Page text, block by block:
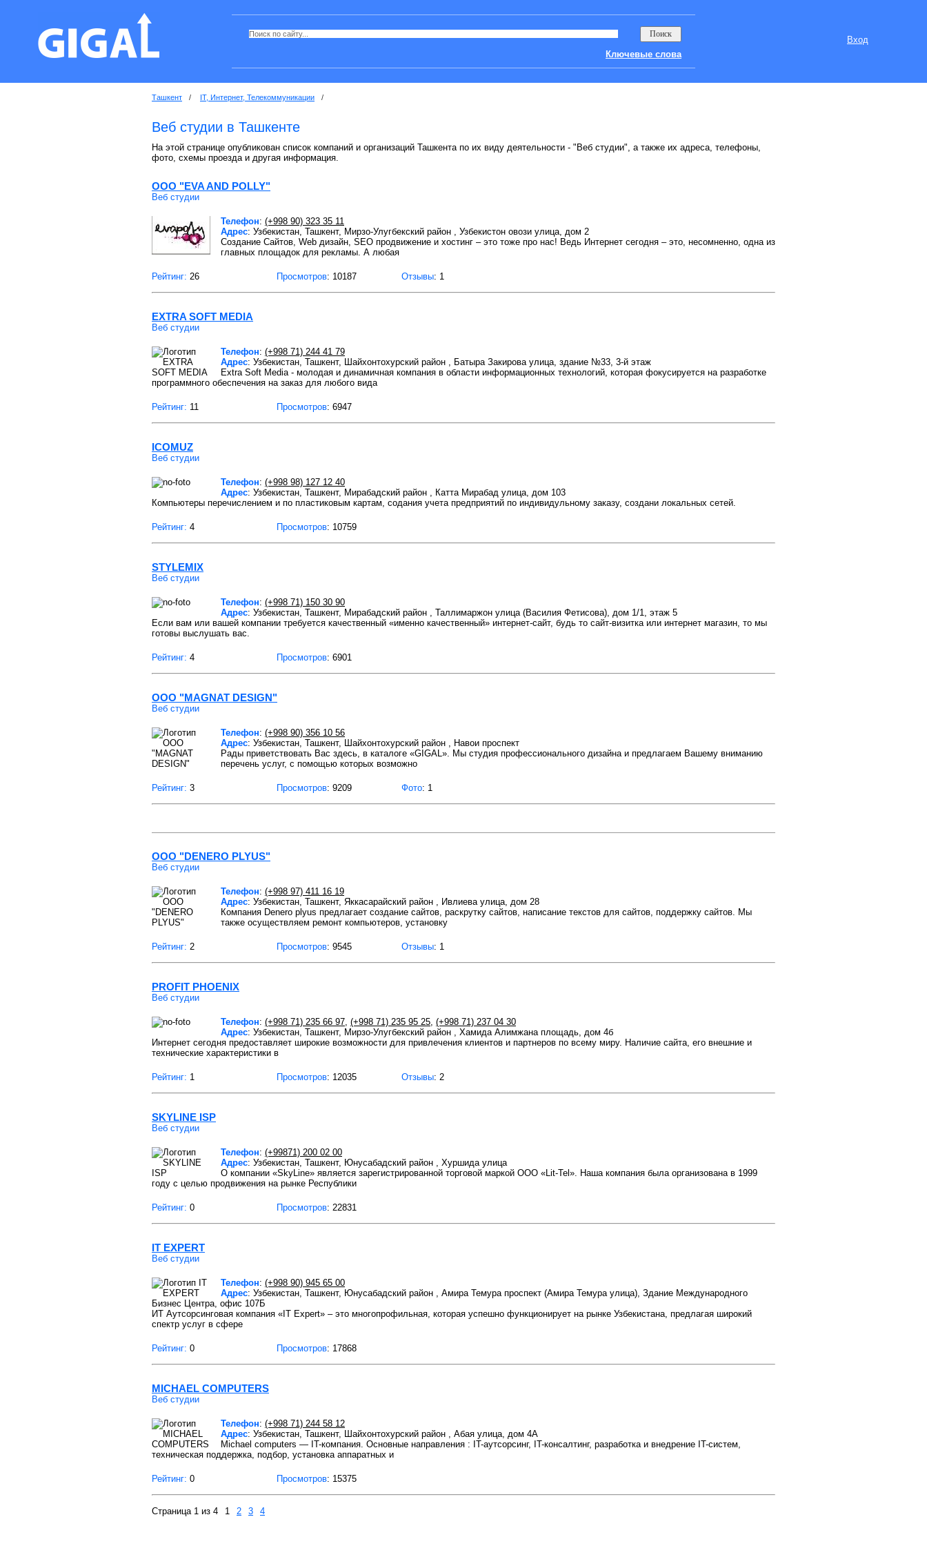
Вход
Ключевые слова
Ташкент / IT, Интернет, Телекоммуникации /
Веб студии в Ташкенте
На этой странице опубликован список компаний и организаций Ташкента по их виду деятельности - "Веб студии", а также их адреса, телефоны,
фото, схемы проезда и другая информация.
ООО "EVA AND POLLY"
Веб студии
Телефон: (+998 90) 323 35 11
Адрес: Узбекистан, Ташкент, Мирзо-Улугбекский район , Узбекистон овози улица, дом 2
Создание Сайтов, Web дизайн, SEO продвижение и хостинг – это тоже про нас! Ведь Интернет сегодня – это, несомненно, одна из
главных площадок для рекламы. А любая
Рейтинг: 26 Просмотров: 10187 Отзывы: 1
EXTRA SOFT MEDIA
Веб студии
Телефон: (+998 71) 244 41 79
Адрес: Узбекистан, Ташкент, Шайхонтохурский район , Батыра Закирова улица, здание №33, 3-й этаж
Extra Soft Media - молодая и динамичная компания в области информационных технологий, которая фокусируется на разработке
программного обеспечения на заказ для любого вида
Рейтинг: 11 Просмотров: 6947
ICOMUZ
Веб студии
Телефон: (+998 98) 127 12 40
Адрес: Узбекистан, Ташкент, Мирабадский район , Катта Мирабад улица, дом 103
Компьютеры перечислением и по пластиковым картам, содания учета предприятий по индивидульному заказу, создани локальных сетей.
Рейтинг: 4 Просмотров: 10759
STYLEMIX
Веб студии
Телефон: (+998 71) 150 30 90
Адрес: Узбекистан, Ташкент, Мирабадский район , Таллимаржон улица (Василия Фетисова), дом 1/1, этаж 5
Если вам или вашей компании требуется качественный «именно качественный» интернет-сайт, будь то сайт-визитка или интернет магазин, то мы
готовы выслушать вас.
Рейтинг: 4 Просмотров: 6901
ООО "MAGNAT DESIGN"
Веб студии
Телефон: (+998 90) 356 10 56
Адрес: Узбекистан, Ташкент, Шайхонтохурский район , Навои проспект
Рады приветствовать Вас здесь, в каталоге «GIGAL». Мы студия профессионального дизайна и предлагаем Вашему вниманию
перечень услуг, с помощью которых возможно
Рейтинг: 3 Просмотров: 9209 Фото: 1
ООО "DENERO PLYUS"
Веб студии
Телефон: (+998 97) 411 16 19
Адрес: Узбекистан, Ташкент, Яккасарайский район , Ивлиева улица, дом 28
Компания Denero plyus предлагает создание сайтов, раскрутку сайтов, написание текстов для сайтов, поддержку сайтов. Мы
также осуществляем ремонт компьютеров, установку
Рейтинг: 2 Просмотров: 9545 Отзывы: 1
PROFIT PHOENIX
Веб студии
Телефон: (+998 71) 235 66 97, (+998 71) 235 95 25, (+998 71) 237 04 30
Адрес: Узбекистан, Ташкент, Мирзо-Улугбекский район , Хамида Алимжана площадь, дом 4б
Интернет сегодня предоставляет широкие возможности для привлечения клиентов и партнеров по всему миру. Наличие сайта, его внешние и
технические характеристики в
Рейтинг: 1 Просмотров: 12035 Отзывы: 2
SKYLINE ISP
Веб студии
Телефон: (+99871) 200 02 00
Адрес: Узбекистан, Ташкент, Юнусабадский район , Хуршида улица
О компании «SkyLine» является зарегистрированной торговой маркой ООО «Lit-Tel». Наша компания была организована в 1999
году с целью продвижения на рынке Республики
Рейтинг: 0 Просмотров: 22831
IT EXPERT
Веб студии
Телефон: (+998 90) 945 65 00
Адрес: Узбекистан, Ташкент, Юнусабадский район , Амира Темура проспект (Амира Темура улица), Здание Международного
Бизнес Центра, офис 107Б
ИТ Аутсорсинговая компания «IT Expert» – это многопрофильная, которая успешно функционирует на рынке Узбекистана, предлагая широкий
спектр услуг в сфере
Рейтинг: 0 Просмотров: 17868
MICHAEL COMPUTERS
Веб студии
Телефон: (+998 71) 244 58 12
Адрес: Узбекистан, Ташкент, Шайхонтохурский район , Абая улица, дом 4A
Michael computers — IT-компания. Основные направления : IT-аутсорсинг, IT-консалтинг, разработка и внедрение IT-систем,
техническая поддержка, подбор, установка аппаратных и
Рейтинг: 0 Просмотров: 15375
Страница 1 из 4 1 2 3 4